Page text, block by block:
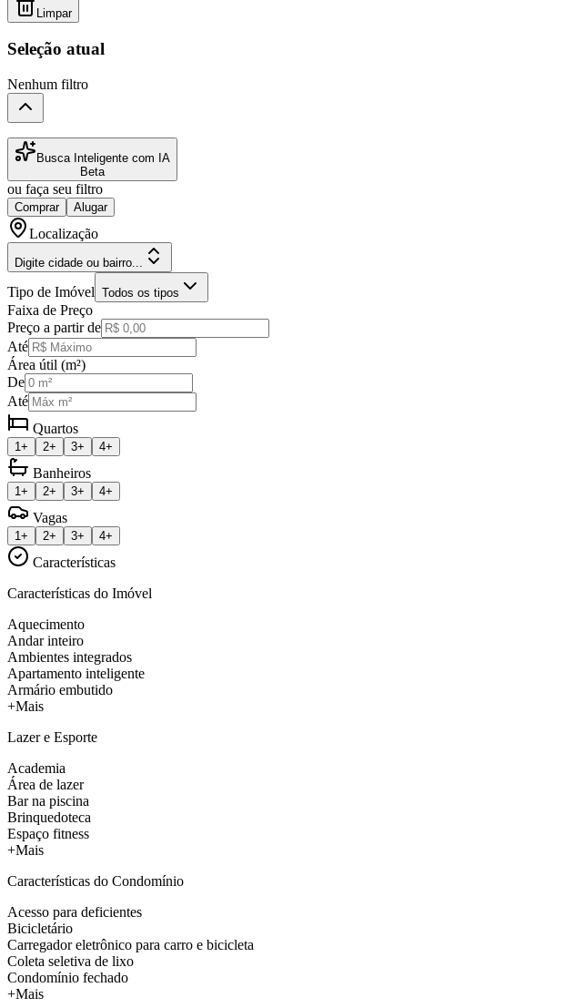
Limpar
Seleção atual
Nenhum filtro
Busca Inteligente com IA
Beta
ou faça seu filtro
Comprar Alugar
Localização
Digite cidade ou bairro...
Tipo de Imóvel Todos os tipos
Faixa de Preço
Preço a partir de
Até
Área útil (m²)
De
Até
Quartos
1+ 2+ 3+ 4+
Banheiros
1+ 2+ 3+ 4+
Vagas
1+ 2+ 3+ 4+
Características
Características do Imóvel
Aquecimento
Andar inteiro
Ambientes integrados
Apartamento inteligente
Armário embutido
+Mais
Lazer e Esporte
Academia
Área de lazer
Bar na piscina
Brinquedoteca
Espaço fitness
+Mais
Características do Condomínio
Acesso para deficientes
Bicicletário
Carregador eletrônico para carro e bicicleta
Coleta seletiva de lixo
Condomínio fechado
+Mais